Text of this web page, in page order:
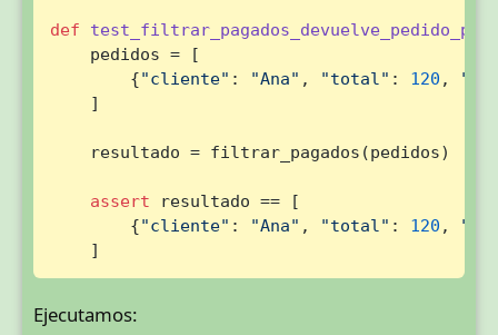
def
    pedidos = [
        {
"cliente" : "Ana" , "total" : 120 ,
    ]
    resultado = filtrar_pagados(pedidos)
assert resultado == [
        {
"cliente" : "Ana" , "total" : 120 ,
    ]
Ejecutamos: